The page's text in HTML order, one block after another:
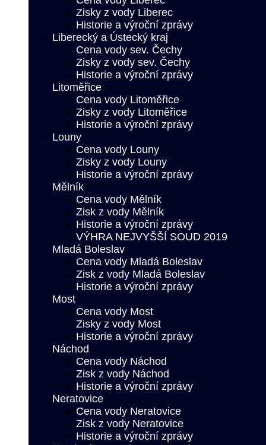
Zisky z vody Liberec
Historie a výroční zprávy
Liberecký a Ústecký kraj
Cena vody sev. Čechy
Zisky z vody sev. Čechy
Historie a výroční zprávy
Litoměřice
Cena vody Litoměřice
Zisky z vody Litoměřice
Historie a výroční zprávy
Louny
Cena vody Louny
Zisky z vody Louny
Historie a výroční zprávy
Mělník
Cena vody Mělník
Zisk z vody Mělník
Historie a výroční zprávy
VÝHRA NEJVYŠŠÍ SOUD 2019
Mladá Boleslav
Cena vody Mladá Boleslav
Zisk z vody Mladá Boleslav
Historie a výroční zprávy
Most
Cena vody Most
Zisky z vody Most
Historie a výroční zprávy
Náchod
Cena vody Náchod
Zisk z vody Náchod
Historie a výroční zprávy
Neratovice
Cena vody Neratovice
Zisk z vody Neratovice
Historie a výroční zprávy